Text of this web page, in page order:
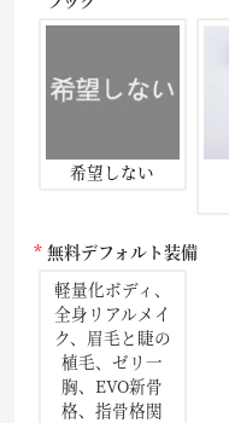
希望しない
無料デフォルト装備
軽量化ボディ、
全身リアルメイ
ク、眉毛と睫の
植毛、ゼリ一
胸、EVO新骨
格、指骨格関